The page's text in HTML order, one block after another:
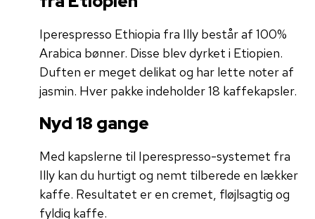
Iperespresso Ethiopia fra Illy består af 100%
Arabica bønner. Disse blev dyrket i Etiopien.
Duften er meget delikat og har lette noter af
jasmin. Hver pakke indeholder 18 kaffekapsler.
Nyd 18 gange
Med kapslerne til Iperespresso-systemet fra
Illy kan du hurtigt og nemt tilberede en lækker
kaffe. Resultatet er en cremet, fløjlsagtig og
fyldig kaffe.